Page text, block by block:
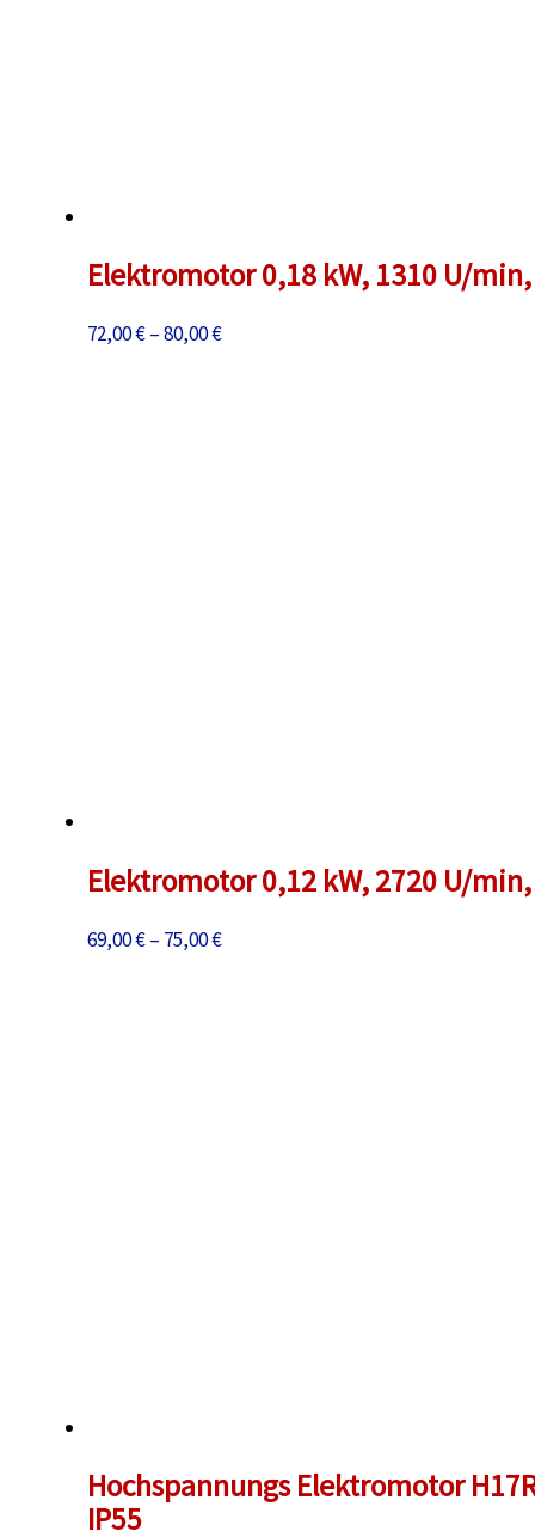
Elektromotor 0,18 kW, 1310 U/min,
72,00€–80,00€Preisspanne:
Elektromotor 0,12 kW, 2720 U/min,
69,00€– 75,00€Preisspanne:
Hochspannungs Elektromotor
IP55